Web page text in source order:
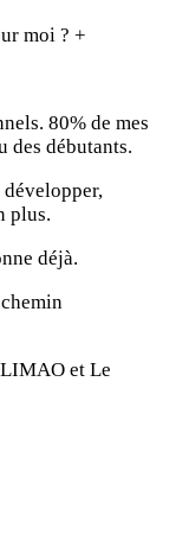
moi ?+
80% de mes
des débutants.
plus.
déjà.
et Le